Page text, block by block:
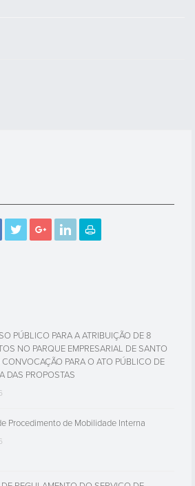
PÚBLICO PARA A ATRIBUIÇÃO DE 8
NO PARQUE EMPRESARIAL DE SANTO
PARA O ATO PÚBLICO DE
DAS PROPOSTAS
Procedimento de Mobilidade Interna